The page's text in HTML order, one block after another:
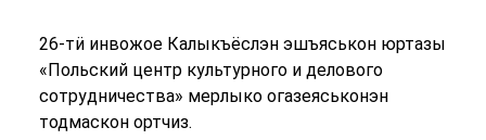
26-тӥ инвожое Калыкъёслэн эшъяськон юртазы
«Польский центр культурного и делового
сотрудничества» мерлыко огазеяськонэн
тодмаскон ортчиз.